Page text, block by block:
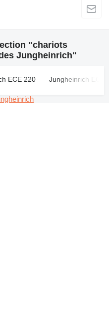
"chariots
Jungheinrich"
ECE 220 Jungheinrich ECE